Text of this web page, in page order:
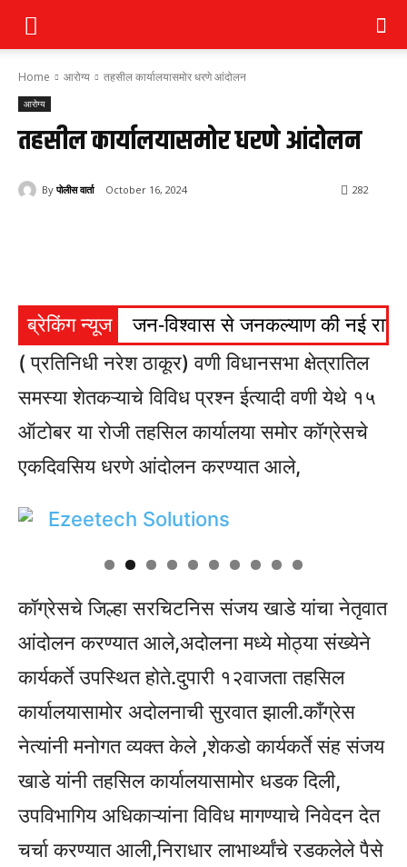
Home आरोग्य तहसील कार्यालयासमोर धरणे आंदोलन
आरोग्य
तहसील कार्यालयासमोर धरणे आंदोलन
By पोलीस वार्ता October 16, 2024 282
ब्रेकिंग न्यूज जन-विश्वास से जनकल्याण की नई राह,
( प्रतिनिधी नरेश ठाकूर) वणी विधानसभा क्षेत्रातिल
समस्या शेतकऱ्याचे विविध प्रश्न ईत्यादी वणी येथे १५
ऑटोबर या रोजी तहसिल कार्यालया समोर कॉग्रेसचे
एकदिवसिय धरणे आंदोलन करण्यात आले,
कॉग्रेसचे जिल्हा सरचिटनिस संजय खाडे यांचा नेतृवात
आंदोलन करण्यात आले,अदोलना मध्ये मोठ्या संख्येने
कार्यकर्ते उपस्थित होते.दुपारी १२वाजता तहसिल
कार्यालयासामोर अदोलनाची सुरवात झाली.काँग्रेस
नेत्यांनी मनोगत व्यक्त केले ,शेकडो कार्यकर्ते संह संजय
खाडे यांनी तहसिल कार्यालयासामोर धडक दिली,
उपविभागिय अधिकाऱ्यांना विविध मागण्याचे निवेदन देत
चर्चा करण्यात आली,निराधार लाभार्थ्यांचे रडकलेले पैसे